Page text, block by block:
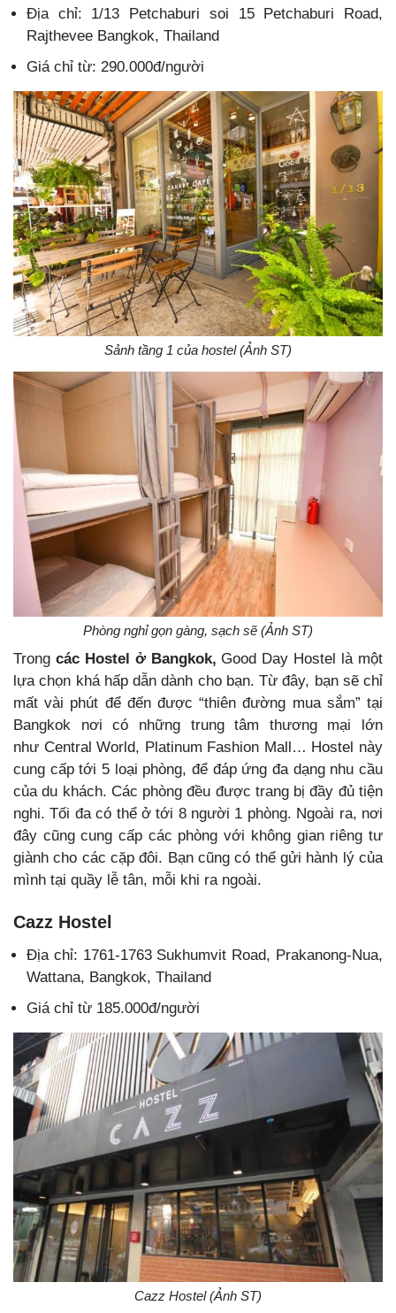
Địa chỉ: 1/13 Petchaburi soi 15 Petchaburi Road,
Rajthevee Bangkok, Thailand
Giá chỉ từ: 290.000đ/người
Sảnh tầng 1 của hostel (Ảnh ST)
Phòng nghỉ gọn gàng, sạch sẽ (Ảnh ST)
Trong các Hostel ở Bangkok, Good Day Hostel là một
lựa chọn khá hấp dẫn dành cho bạn. Từ đây, bạn sẽ chỉ
mất vài phút để đến được “thiên đường mua sắm” tại
Bangkok nơi có những trung tâm thương mại lớn
như Central World, Platinum Fashion Mall… Hostel này
cung cấp tới 5 loại phòng, để đáp ứng đa dạng nhu cầu
của du khách. Các phòng đều được trang bị đầy đủ tiện
nghi. Tối đa có thể ở tới 8 người 1 phòng. Ngoài ra, nơi
đây cũng cung cấp các phòng với không gian riêng tư
giành cho các cặp đôi. Bạn cũng có thể gửi hành lý của
mình tại quầy lễ tân, mỗi khi ra ngoài.
Cazz Hostel
Địa chỉ: 1761-1763 Sukhumvit Road, Prakanong-Nua,
Wattana, Bangkok, Thailand
Giá chỉ từ 185.000đ/người
Cazz Hostel (Ảnh ST)